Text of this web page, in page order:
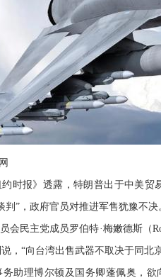
时报》透露，特朗普出于中美
判”，政府官员对推进军售犹豫不决
会民主党成员罗伯特·梅嫩德斯（
说，“向台湾出售武器不取决于同北
助理博尔顿及国务卿蓬佩奥，